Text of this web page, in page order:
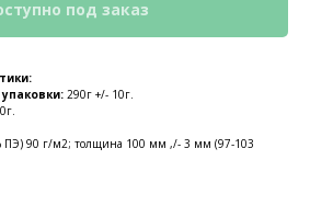
290г +/- 10г.
ПЭ) 90 г/м2; толщина 100 мм ,/- 3 мм (97-103
зале